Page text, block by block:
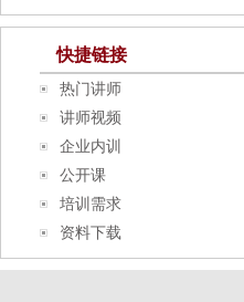
快捷链接
热门讲师
讲师视频
企业内训
公开课
培训需求
资料下载